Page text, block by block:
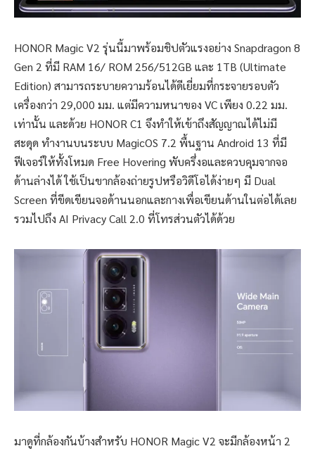
HONOR Magic V2 รุ่นนี้มาพร้อมชิปตัวแรงอย่าง Snapdragon 8
Gen 2 ที่มี RAM 16/ ROM 256/512GB และ 1TB (Ultimate
Edition) สามารถระบายความร้อนได้ดีเยี่ยมที่กระจายรอบตัว
เครื่องกว่า 29,000 มม. แต่มีความหนาของ VC เพียง 0.22 มม.
เท่านั้น และด้วย HONOR C1 จึงทำให้เข้าถึงสัญญาณได้ไม่มี
สะดุด ทำงานบนระบบ MagicOS 7.2 พื้นฐาน Android 13 ที่มี
ฟีเจอร์ให้ทั้งโหมด Free Hovering พับครึ่งอและควบคุมจากจอ
ด้านล่างได้ ใช้เป็นขากล้องถ่ายรูปหรือวิดีโอได้ง่ายๆ มี Dual
Screen ที่ขีดเขียนจอด้านนอกและกางเพื่อเขียนด้านในต่อได้เลย
รวมไปถึง AI Privacy Call 2.0 ที่โทรส่วนตัวได้ด้วย
มาดูที่กล้องกันบ้างสำหรับ HONOR Magic V2 จะมีกล้องหน้า 2